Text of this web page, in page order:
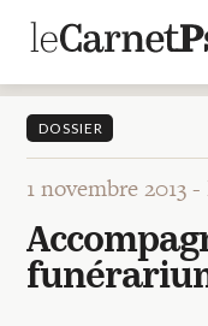
Articles
A la une
Adolescence
Dispositif
Enfance
Périnatalité
Psychanalyse
Psychopathologie
Soin
Dossiers
DOSSIER
1 novembre 2013 -